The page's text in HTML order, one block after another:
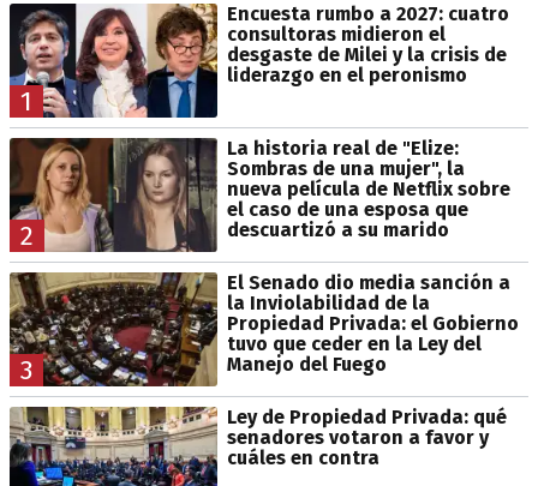
1
Encuesta rumbo a 2027: cuatro
consultoras midieron el
desgaste de Milei y la crisis de
liderazgo en el peronismo
2
La historia real de "Elize:
Sombras de una mujer", la
nueva película de Netflix sobre
el caso de una esposa que
descuartizó a su marido
3
El Senado dio media sanción a
la Inviolabilidad de la
Propiedad Privada: el Gobierno
tuvo que ceder en la Ley del
Manejo del Fuego
Ley de Propiedad Privada: qué
senadores votaron a favor y
cuáles en contra